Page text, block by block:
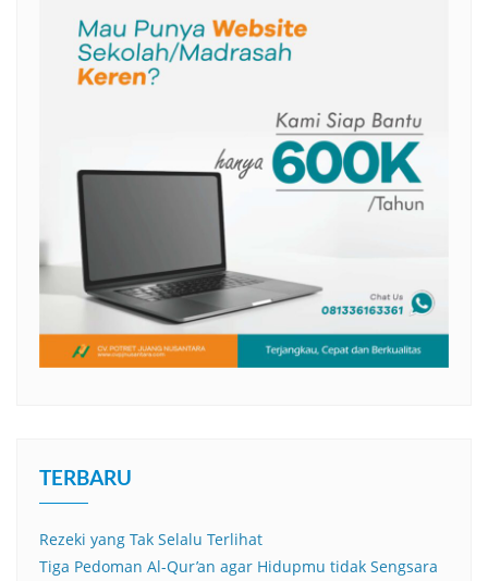
TERBARU
Rezeki yang Tak Selalu Terlihat
Tiga Pedoman Al-Qur’an agar Hidupmu tidak Sengsara